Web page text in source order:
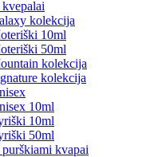
kolekcija
10ml
50ml
kolekcija
kolekcija
10ml
10ml
50ml
kvapai